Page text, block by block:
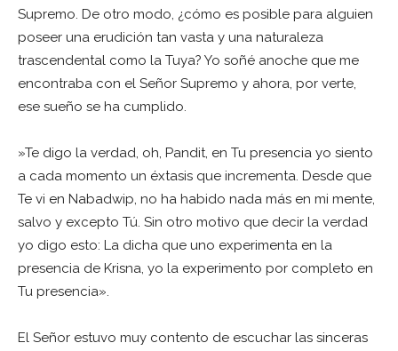
Supremo. De otro modo, ¿cómo es posible para alguien
poseer una erudición tan vasta y una naturaleza
trascendental como la Tuya? Yo soñé anoche que me
encontraba con el Señor Supremo y ahora, por verte,
ese sueño se ha cumplido.
»Te digo la verdad, oh, Pandit, en Tu presencia yo siento
a cada momento un éxtasis que incrementa. Desde que
Te vi en Nabadwip, no ha habido nada más en mi mente,
salvo y excepto Tú. Sin otro motivo que decir la verdad
yo digo esto: La dicha que uno experimenta en la
presencia de Krisna, yo la experimento por completo en
Tu presencia».
El Señor estuvo muy contento de escuchar las sinceras